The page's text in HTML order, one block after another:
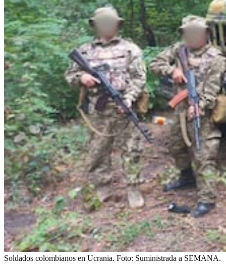
Soldados colombianos en Ucrania. Foto: Suministrada a SEMANA.